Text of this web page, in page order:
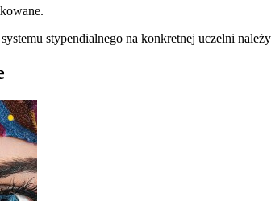
stypendialnego na konkretnej uczelni